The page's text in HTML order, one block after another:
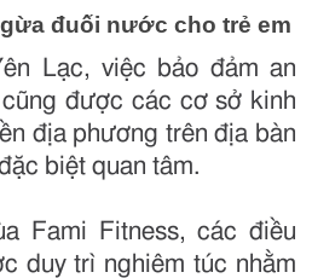
đuối nước cho trẻ em
Lạc, việc bảo đảm an
được các cơ sở kinh
địa phương trên địa bàn
biệt quan tâm.
Fami Fitness, các điều
duy trì nghiêm túc nhằm